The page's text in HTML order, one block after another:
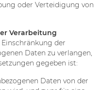
oder Verteidigung von
Verarbeitung
Einschränkung der
Daten zu verlangen,
gegeben ist:
Daten von der